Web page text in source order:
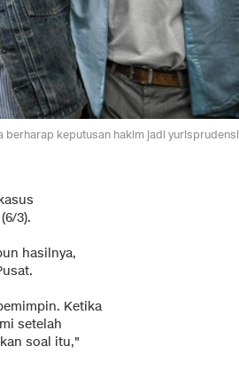
berharap keputusan hakim jadi yurisprudensi
3).
hasilnya,
Ketika
setelah
soal itu,"